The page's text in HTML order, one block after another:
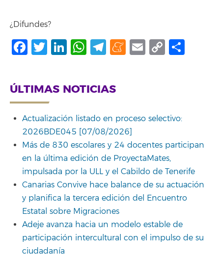
¿Difundes?
Facebook
Twitter
LinkedIn
WhatsApp
Telegram
Meneame
Email
Copy
ÚLTIMAS NOTICIAS
Actualización listado en proceso selectivo:
2026BDE045 [07/08/2026]
Más de 830 escolares y 24 docentes participan
en la última edición de ProyectaMates,
impulsada por la ULL y el Cabildo de Tenerife
Canarias Convive hace balance de su actuación
y planifica la tercera edición del Encuentro
Estatal sobre Migraciones
Adeje avanza hacia un modelo estable de
participación intercultural con el impulso de su
ciudadanía